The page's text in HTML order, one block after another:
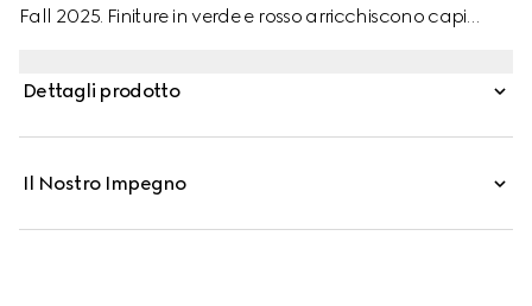
Fall 2025. Finiture in verde e rosso arricchiscono capi
Questo abito per neonati, realizzato in denim, è
Dettagli prodotto
Il Nostro Impegno